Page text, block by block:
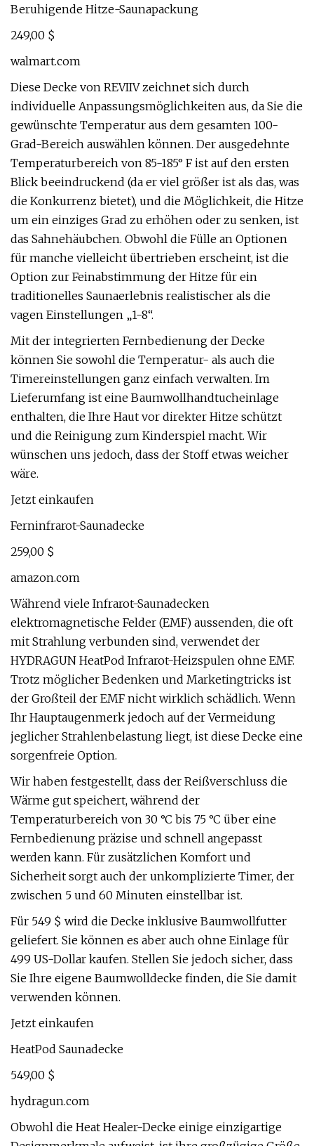
Beruhigende Hitze-Saunapackung
249,00 $
walmart.com
Diese Decke von REVIIV zeichnet sich durch
individuelle Anpassungsmöglichkeiten aus, da Sie die
gewünschte Temperatur aus dem gesamten 100-
Grad-Bereich auswählen können. Der ausgedehnte
Temperaturbereich von 85-185° F ist auf den ersten
Blick beeindruckend (da er viel größer ist als das, was
die Konkurrenz bietet), und die Möglichkeit, die Hitze
um ein einziges Grad zu erhöhen oder zu senken, ist
das Sahnehäubchen. Obwohl die Fülle an Optionen
für manche vielleicht übertrieben erscheint, ist die
Option zur Feinabstimmung der Hitze für ein
traditionelles Saunaerlebnis realistischer als die
vagen Einstellungen „1-8“.
Mit der integrierten Fernbedienung der Decke
können Sie sowohl die Temperatur- als auch die
Timereinstellungen ganz einfach verwalten. Im
Lieferumfang ist eine Baumwollhandtucheinlage
enthalten, die Ihre Haut vor direkter Hitze schützt
und die Reinigung zum Kinderspiel macht. Wir
wünschen uns jedoch, dass der Stoff etwas weicher
wäre.
Jetzt einkaufen
Ferninfrarot-Saunadecke
259,00 $
amazon.com
Während viele Infrarot-Saunadecken
elektromagnetische Felder (EMF) aussenden, die oft
mit Strahlung verbunden sind, verwendet der
HYDRAGUN HeatPod Infrarot-Heizspulen ohne EMF.
Trotz möglicher Bedenken und Marketingtricks ist
der Großteil der EMF nicht wirklich schädlich. Wenn
Ihr Hauptaugenmerk jedoch auf der Vermeidung
jeglicher Strahlenbelastung liegt, ist diese Decke eine
sorgenfreie Option.
Wir haben festgestellt, dass der Reißverschluss die
Wärme gut speichert, während der
Temperaturbereich von 30 °C bis 75 °C über eine
Fernbedienung präzise und schnell angepasst
werden kann. Für zusätzlichen Komfort und
Sicherheit sorgt auch der unkomplizierte Timer, der
zwischen 5 und 60 Minuten einstellbar ist.
Für 549 $ wird die Decke inklusive Baumwollfutter
geliefert. Sie können es aber auch ohne Einlage für
499 US-Dollar kaufen. Stellen Sie jedoch sicher, dass
Sie Ihre eigene Baumwolldecke finden, die Sie damit
verwenden können.
Jetzt einkaufen
HeatPod Saunadecke
549,00 $
hydragun.com
Obwohl die Heat Healer-Decke einige einzigartige